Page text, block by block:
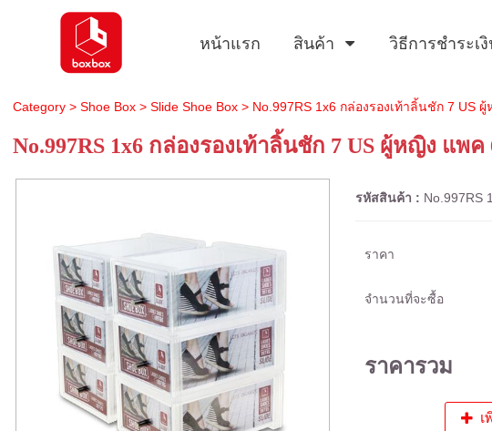
หน้าแรก สินค้า วิธีการชำระเ
Category> Shoe Box> Slide Shoe Box> No.997RS 1x6 กล่องรองเท้าลิ้นชัก 7 US
No.997RS 1x6 กล่องรองเท้าลิ้นชัก 7 US ผู้หญิง แพค
รหัสสินค้า : No.997RS
ราคา
จำนวนที่จะซื้อ
ราคารวม
เ